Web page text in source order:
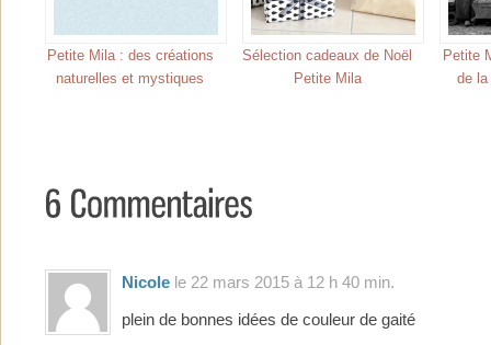
Petite Mila : des créations
naturelles et mystiques
Sélection cadeaux de Noël
Petite Mila
Petite
de
Nicole le 22 mars 2015 à 12 h 40 min.
plein de bonnes idées de couleur de gaité